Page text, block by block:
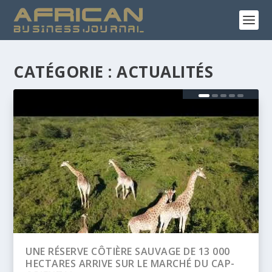
CATÉGORIE :ACTUALITÉS
BANQUE AFRICAINE DE DÉVELOPPEMENT
(BAD) – ASSEMBLÉE ANNUELLES 2026 :